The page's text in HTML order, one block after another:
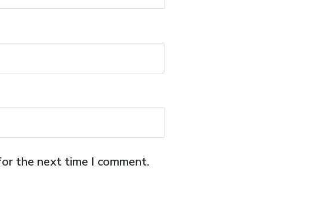
the next time I comment.